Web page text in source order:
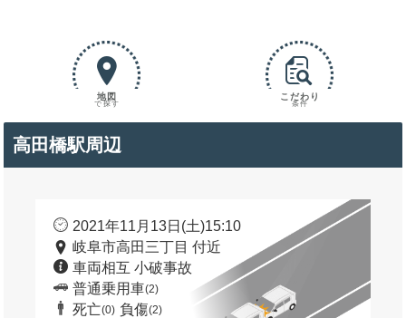
地図
で探す
こだわり
条件
高田橋駅周辺
2021年11月13日(土)15:10
岐阜市高田三丁目 付近
車両相互 小破事故
普通乗用車(2)
死亡(0) 負傷(2)